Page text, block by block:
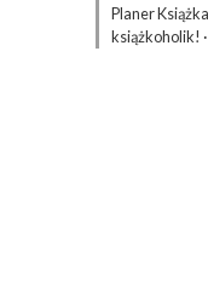
Planer
książkoholik! ·